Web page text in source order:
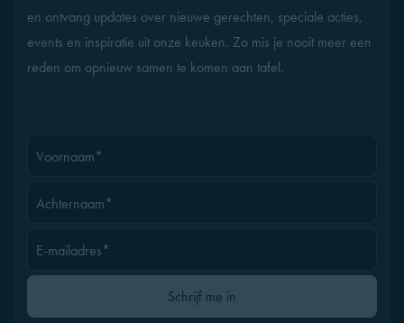
en ontvang updates over nieuwe gerechten, speciale acties,
events en inspiratie uit onze keuken. Zo mis je nooit meer een
reden om opnieuw samen te komen aan tafel.
Voornaam*
Achternaam*
E-mailadres*
Gelieve dit veld leeg te latenSchrijf me in